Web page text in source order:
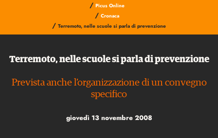
/ Picus Online
/ Cronaca
/ Terremoto, nelle scuole si parla di prevenzione
Terremoto, nelle scuole si parla di prevenzione
Prevista anche l’organizzazione di un convegno
specifico
giovedì 13 novembre 2008